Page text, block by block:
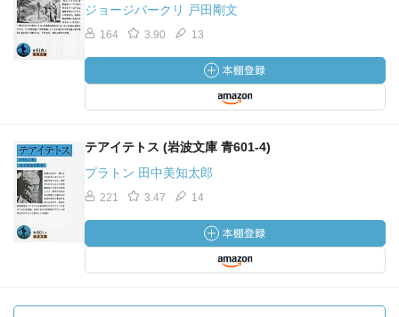
ジョージバークリ 戸田剛文
164 3.90 13
テアイテトス (岩波文庫 青601-4)
プラトン 田中美知太郎
221 3.47 14